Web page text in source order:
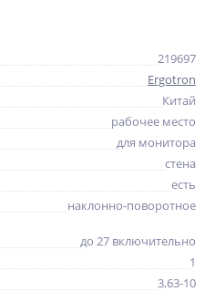
219697
Ergotron
Китай
рабочее место
для монитора
стена
есть
наклонно-поворотное
до 27 включительно
1
3,63-10